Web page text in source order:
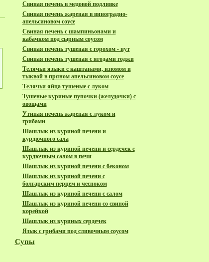
Свиная печень в медовой подливке
Свиная печень жареная в виноградно-
апельсиновом соусе
Свиная печень с шампиньонами и
кабачком под сырным соусом
Свиная печень тушеная с горохом - нут
Свиная печень тушеная с ягодами годжи
Телячьи языки с каштанами, изюмом и
тыквой в пряном апельсиновом соусе
Телячьи яйца тушеные с луком
Тушеные куриные пупочки (желудочки) с
овощами
Утиная печень жареная с луком и
грибами
Шашлык из куриной печени и
курдючного сала
Шашлык из куриной печени и сердечек с
курдючным салом в печи
Шашлык из куриной печени с беконом
Шашлык из куриной печени с
болгарским перцем и чесноком
Шашлык из куриной печени с салом
Шашлык из куриной печени со свиной
корейкой
Шашлык из куриных сердечек
Язык с грибами под сливочным соусом
Супы